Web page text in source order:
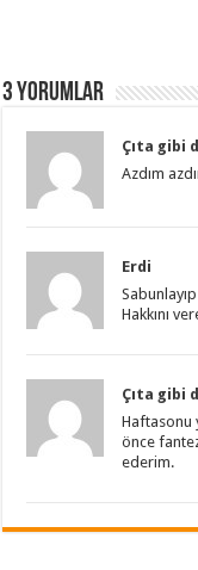
3 Yorumlar
Çıta gibi
Azdım
Erdi
Hakkını
Çıta gibi
Haftasonu
önce
ederim.